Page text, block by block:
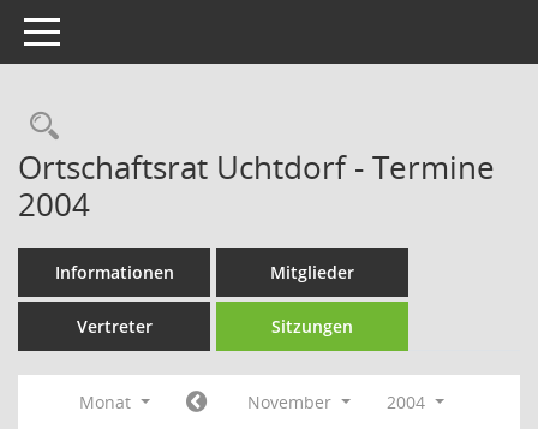
Toggle navigation
Rechercheauswahl
Ortschaftsrat Uchtdorf - Termine
2004
Informationen Mitglieder
Vertreter Sitzungen
Monat November
2004